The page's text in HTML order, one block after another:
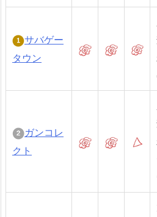
サバゲー
タウン
ガンコレ
クト